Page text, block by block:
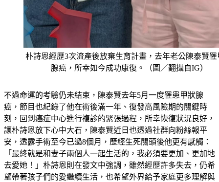
朴詩恩經歷3次流產後放棄生育計畫，去年老公陳泰賢罹
腺癌，所幸如今成功康復。（圖／翻攝自IG）
不過命運的考驗仍未結束，陳泰賢去年5月一度罹患甲狀腺
癌，節目也紀錄了他在術後滿一年、復發高風險期的關鍵時
刻，回到癌症中心進行複診的緊張過程，所幸恢復狀況良好，
讓朴詩恩放下心中大石，陳泰賢近日也透過社群向粉絲報平
安，透露手術至今已過8個月，歷經生死關頭後他更有感觸：
「最終就是和妻子兩個人一起生活的，我必須要更加、更加地
去愛她！」朴詩恩則在發文中強調，雖然經歷許多失去，仍希
望帶著孩子們的愛繼續生活，也希望外界給予家庭更多理解與